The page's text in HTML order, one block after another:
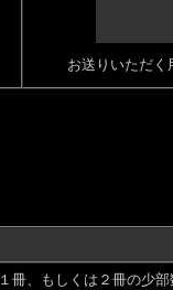
お送りいただく
１冊、もしくは２冊の少